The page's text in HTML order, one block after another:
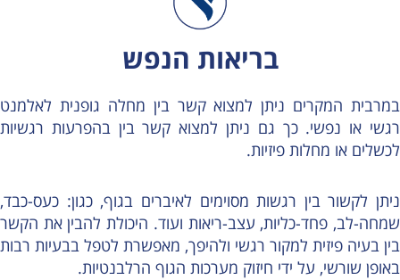
בריאות הנפש
במרבית המקרים ניתן למצוא קשר בין מחלה גופנית לאלמנט
רגשי או נפשי. כך גם ניתן למצוא קשר בין בהפרעות רגשיות
לכשלים או מחלות פיזיות.
ניתן לקשור בין רגשות מסוימים לאיברים בגוף, כגון: כעס-כבד,
שמחה-לב, פחד-כליות, עצב-ריאות ועוד. היכולת להבין את הקשר
בין בעיה פיזית למקור רגשי ולהיפך, מאפשרת לטפל בבעיות רבות
באופן שורשי, על ידי חיזוק מערכות הגוף הרלבנטיות.